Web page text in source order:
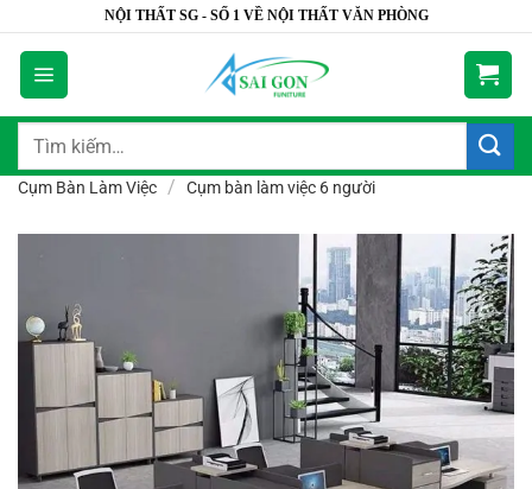
dung
NỘI THẤT SG - SỐ 1 VỀ NỘI THẤT VĂN PHÒNG
Tìm
Cụm Bàn Làm Việc / Cụm bàn làm việc 6 người